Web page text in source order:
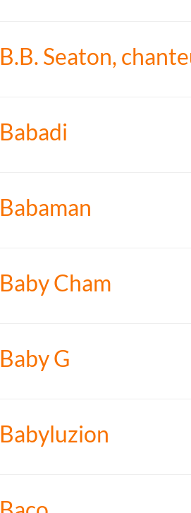
B.B. Seaton,
Babadi
Babaman
Baby Cham
Baby G
Babyluzion